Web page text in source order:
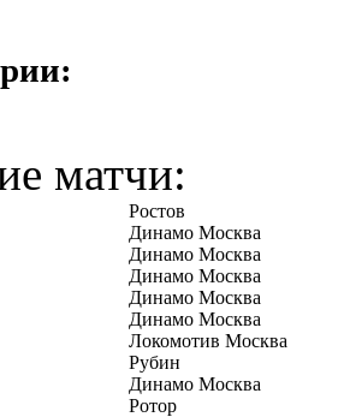
матчи:
Ростов
Динамо Москва
Динамо Москва
Динамо Москва
Динамо Москва
Динамо Москва
Локомотив Москва
Рубин
Динамо Москва
Ротор